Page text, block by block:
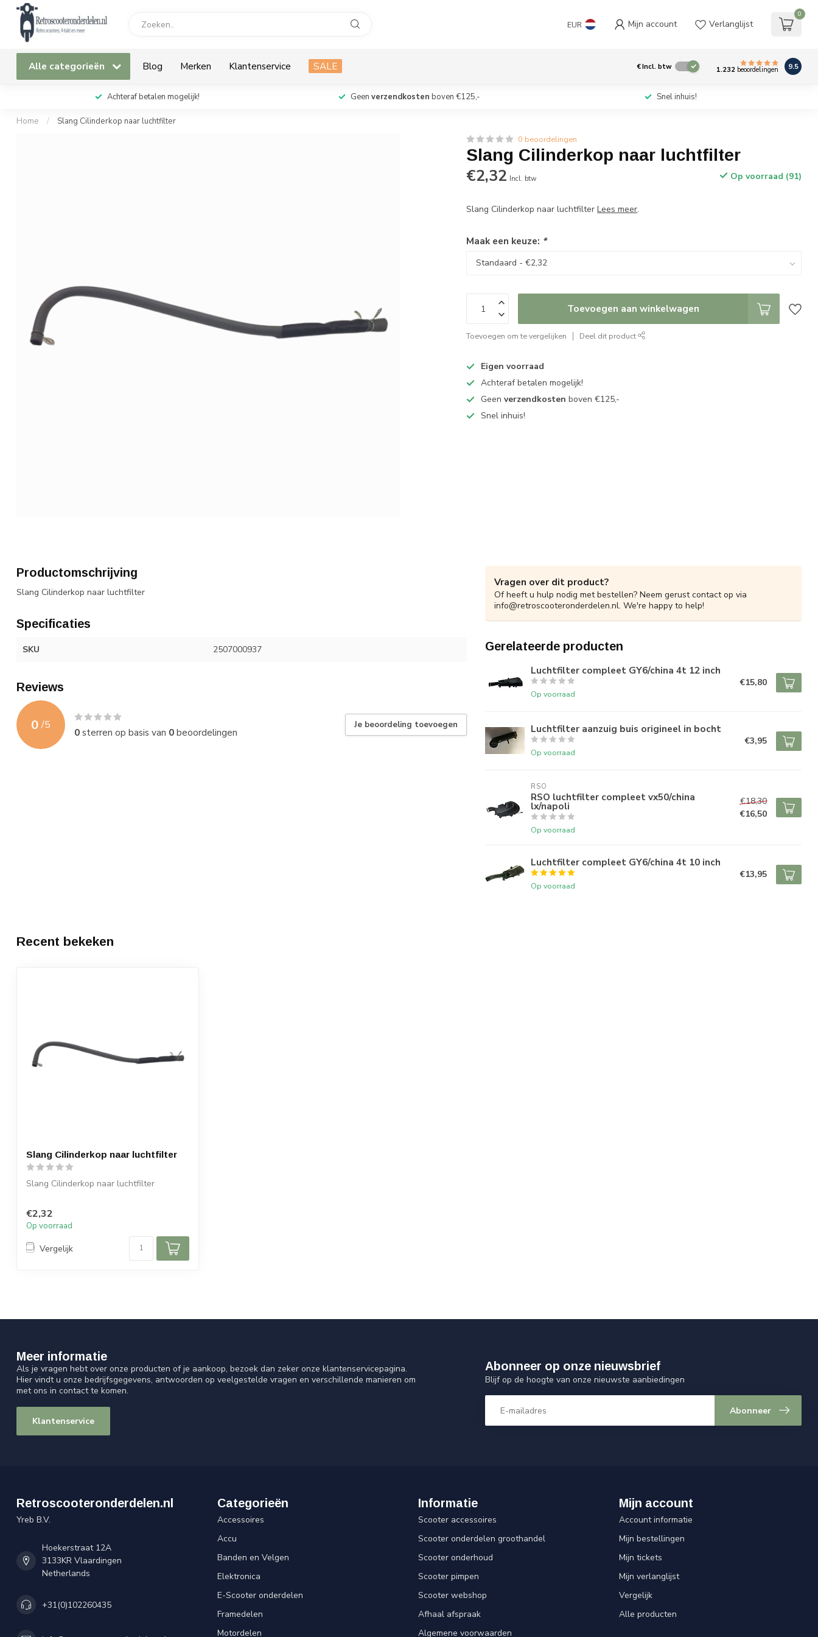
EUR Mijn account Verlanglijst
0
Alle categorieën Blog Merken Klantenservice SALE €Incl. btw 1.232 beoordelingen 9.5
Achteraf betalen mogelijk! Geen verzendkosten boven €125,- Snel inhuis!
Home / Slang Cilinderkop naar luchtfilter
0 beoordelingen
Slang Cilinderkop naar luchtfilter
€2,32 Incl. btw Op voorraad (91)
Slang Cilinderkop naar luchtfilterLees meer.
Maak een keuze: *
Toevoegen aan winkelwagen
Toevoegen om te vergelijken Deel dit product
Eigen voorraad
Achteraf betalen mogelijk!
Geenverzendkosten boven €125,-
Snel inhuis!
Productomschrijving
Slang Cilinderkop naar luchtfilter
Specificaties
SKU 2507000937
Reviews
0 /5
0sterren op basis van 0beoordelingen
Je beoordeling toevoegen
Vragen over dit product?
Of heeft u hulp nodig met bestellen? Neem gerust contact op via
info@retroscooteronderdelen.nl. We're happy to help!
Gerelateerde producten
Luchtfilter compleet GY6/china 4t 12 inch
Op voorraad
€15,80
Luchtfilter aanzuig buis origineel in bocht
Op voorraad
€3,95
RSO
RSO luchtfilter compleet vx50/china
lx/napoli
Op voorraad
€18,30
€16,50
Luchtfilter compleet GY6/china 4t 10 inch
Op voorraad
€13,95
Recent bekeken
Slang Cilinderkop naar luchtfilter
Slang Cilinderkop naar luchtfilter
€2,32
Op voorraad
Vergelijk
Meer informatie
Als je vragen hebt over onze producten of je aankoop, bezoek dan zeker onze klantenservicepagina.
Hier vindt u onze bedrijfsgegevens, antwoorden op veelgestelde vragen en verschillende manieren om
met ons in contact te komen.
Klantenservice
Abonneer op onze nieuwsbrief
Blijf op de hoogte van onze nieuwste aanbiedingen
Abonneer
Retroscooteronderdelen.nl
Yreb B.V.
Hoekerstraat 12A
3133KR Vlaardingen
Netherlands
+31(0)102260435
Categorieën
Accessoires
Accu
Banden en Velgen
Elektronica
E-Scooter onderdelen
Framedelen
Motordelen
Informatie
Scooter accessoires
Scooter onderdelen groothandel
Scooter onderhoud
Scooter pimpen
Scooter webshop
Afhaal afspraak
Algemene voorwaarden
Mijn account
Account informatie
Mijn bestellingen
Mijn tickets
Mijn verlanglijst
Vergelijk
Alle producten